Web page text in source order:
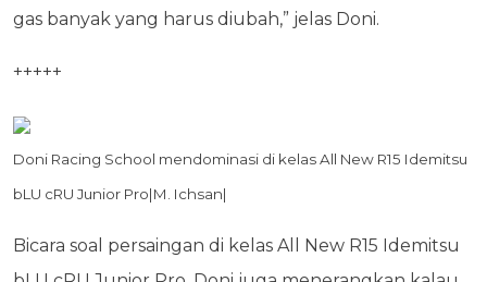
gas banyak yang harus diubah,” jelas Doni.
+++++
Doni Racing School mendominasi di kelas All New R15 Idemitsu
bLU cRU Junior Pro|M. Ichsan|
Bicara soal persaingan di kelas All New R15 Idemitsu